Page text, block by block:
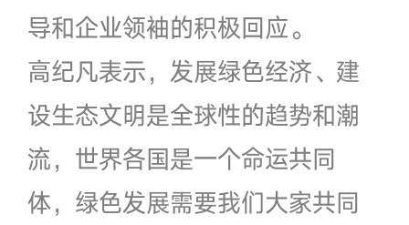
导和企业领袖的积极回应。
高纪凡表示，发展绿色经济、建
设生态文明是全球性的趋势和潮
流，世界各国是一个命运共同
体，绿色发展需要我们大家共同